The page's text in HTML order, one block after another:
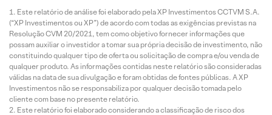
Este relatório de análise foi elaborado pela XP Investimentos CCTVM S.A.
(“XP Investimentos ou XP”) de acordo com todas as exigências previstas na
Resolução CVM 20/2021, tem como objetivo fornecer informações que
possam auxiliar o investidor a tomar sua própria decisão de investimento, não
constituindo qualquer tipo de oferta ou solicitação de compra e/ou venda de
qualquer produto. As informações contidas neste relatório são consideradas
válidas na data de sua divulgação e foram obtidas de fontes públicas. A XP
Investimentos não se responsabiliza por qualquer decisão tomada pelo
cliente com base no presente relatório.
Este relatório foi elaborado considerando a classificação de risco dos